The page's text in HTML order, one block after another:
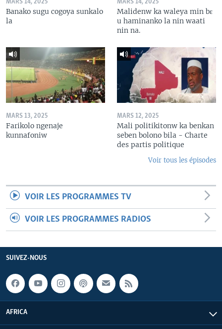
MARS 14, 2025
Banako sugu cogoya sunkalo
la
MARS 14, 2025
Malidenw ka waleya min bɛ
u haminanko la nin waati
nin na.
MARS 13, 2025
Farikolo ngenaje
kunnafoniw
MARS 12, 2025
Mali politikitonw ka benkan
seben bolono bila - Charte
des partis politique
Voir tous les épisodes
VOIR LES PROGRAMMES TV
VOIR LES PROGRAMMES RADIOS
SUIVEZ-NOUS
AFRICA